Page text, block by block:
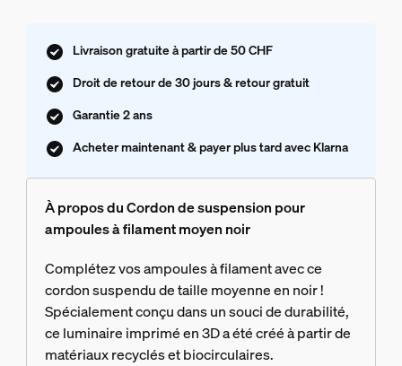
Livraison gratuite à partir de 50 CHF
Droit de retour de 30 jours & retour gratuit
Garantie 2 ans
Acheter maintenant & payer plus tard avec Klarna
À propos du Cordon de suspension pour
ampoules à filament moyen noir
Complétez vos ampoules à filament avec ce
cordon suspendu de taille moyenne en noir !
Spécialement conçu dans un souci de durabilité,
ce luminaire imprimé en 3D a été créé à partir de
matériaux recyclés et biocirculaires.